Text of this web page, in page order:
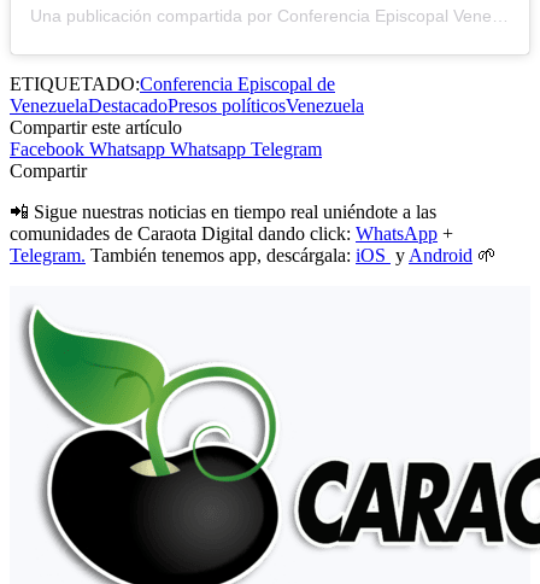
ETIQUETADO:Conferencia Episcopal de
VenezuelaDestacadoPresos políticosVenezuela
Compartir este artículo
Facebook Whatsapp Whatsapp Telegram
Compartir
📲 Sigue nuestras noticias en tiempo real uniéndote a las
comunidades de Caraota Digital dando click: WhatsApp +
Telegram. También tenemos app, descárgala: iOS y Android 🌱